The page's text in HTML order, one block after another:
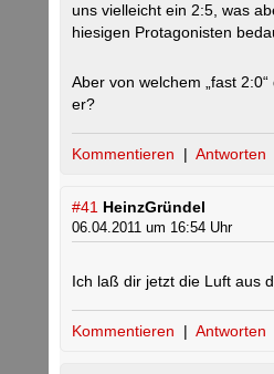
uns vielleicht ein 2:5, was
hiesigen Protagonisten
Aber von welchem „fast
er?
Kommentieren | Antworten
#41 HeinzGründel
06.04.2011 um 16:54 Uhr
Ich laß dir jetzt die Luft aus
Kommentieren | Antworten